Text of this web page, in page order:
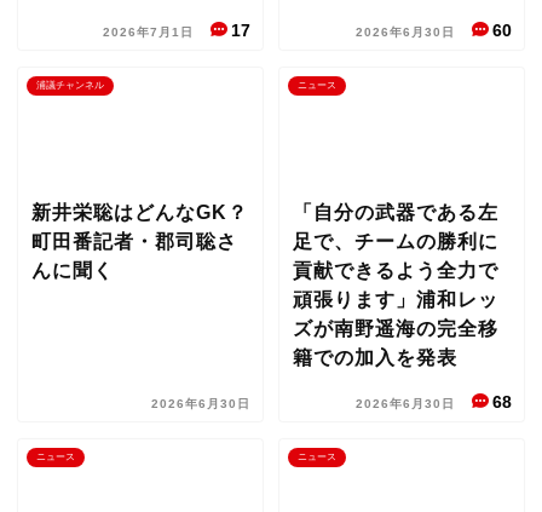
2026年7月1日 17 2026年6月30日 60
浦議チャンネル
新井栄聡はどんなGK？
町田番記者・郡司聡さ
んに聞く
2026年6月30日
ニュース
「自分の武器である左
足で、チームの勝利に
貢献できるよう全力で
頑張ります」浦和レッ
ズが南野遥海の完全移
籍での加入を発表
2026年6月30日 68
ニュース ニュース